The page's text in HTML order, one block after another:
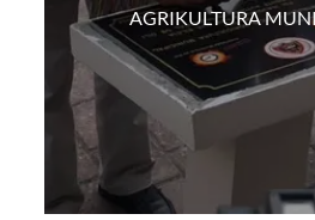
AGRIKULTURA